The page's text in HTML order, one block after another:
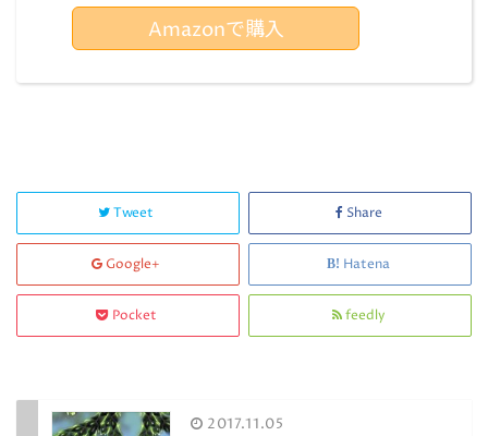
Amazonで購入
Tweet Share
Google+ Hatena
Pocket feedly
2017.11.05